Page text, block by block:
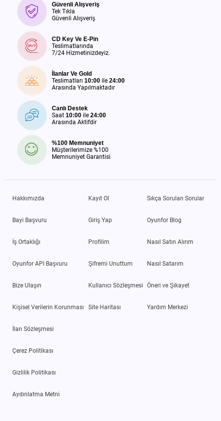
Güvenli Alışveriş
Tek Tıkla
Güvenli Alışveriş
CD Key Ve E-Pin
Teslimatlarında
7/24 Hizmetinizdeyiz.
İlanlar Ve Gold
Teslimatları 10:00 ile 24:00
Arasında Yapılmaktadır
Canlı Destek
Saat 10:00 ile 24:00
Arasında Aktifdir
%100 Memnuniyet
Müşterilerimize %100
Memnuniyet Garantisi
Hakkımızda
Bayi Başvuru
İş Ortaklığı
Oyunfor API Başvuru
Bize Ulaşın
Kişisel Verilerin Korunması
İlan Sözleşmesi
Çerez Politikası
Gizlilik Politikası
Aydınlatma Metni
Kayıt Ol
Giriş Yap
Profilim
Şifremi Unuttum
Kullanıcı Sözleşmesi
Site Haritası
Sıkça Sorulan Sorular
Oyunfor Blog
Nasıl Satın Alırım
Nasıl Satarım
Öneri ve Şikayet
Yardım Merkezi